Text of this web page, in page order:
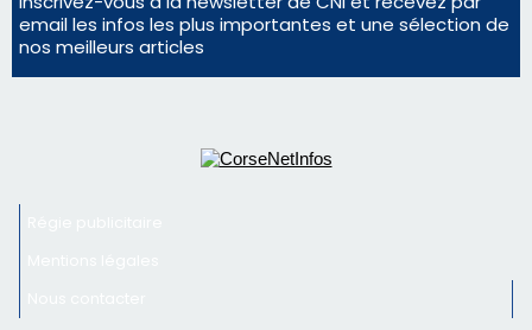
En Corse, un début de saison marqué par une
consommation en recul dans les restaurants
nos meilleurs articles